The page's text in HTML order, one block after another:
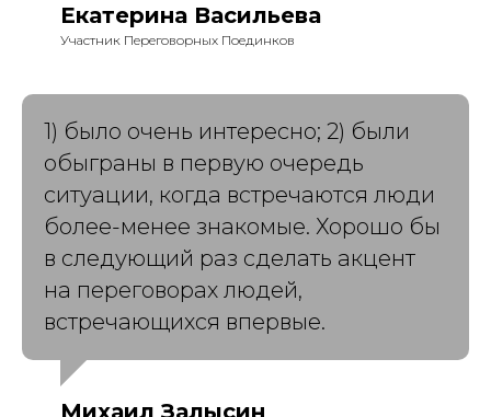
Екатерина Васильева
Участник Переговорных Поединков
1) было очень интересно; 2) были
обыграны в первую очередь
ситуации, когда встречаются люди
более-менее знакомые. Хорошо бы
в следующий раз сделать акцент
на переговорах людей,
встречающихся впервые.
Михаил Залысин